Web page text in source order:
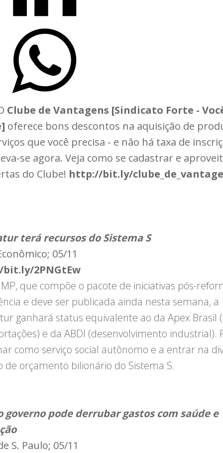
Clube de Vantagens [Sindicato Forte -
oferece bons descontos na aquisição de
que você precisa - e não há taxa de
se agora. Veja como se cadastrar e
do Clube! http://bit.ly/
terá recursos do Sistema S
05/11
2PNGtEw
que compõe o pacote de iniciativas pós-
e deve ser publicada ainda nesta semana, a
ganhará status equivalente ao da Apex Brasil
e da ABDI (desenvolvimento industrial).
como serviço social autônomo e a entrar na
de orçamento bilionário do Sistema S.
governo pode derrubar gastos com saúde e
S. Paulo; 05/11